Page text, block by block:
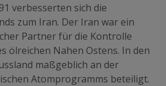
verbesserten sich die
zum Iran. Der Iran war ein
Partner für die Kontrolle
ölreichen Nahen Ostens. In den
maßgeblich an der
Atomprogramms beteiligt.